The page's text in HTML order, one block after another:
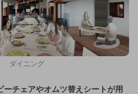
ダイニング
ーチェアやオムツ替えシートが用